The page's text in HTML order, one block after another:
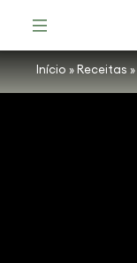
Início »Receitas »